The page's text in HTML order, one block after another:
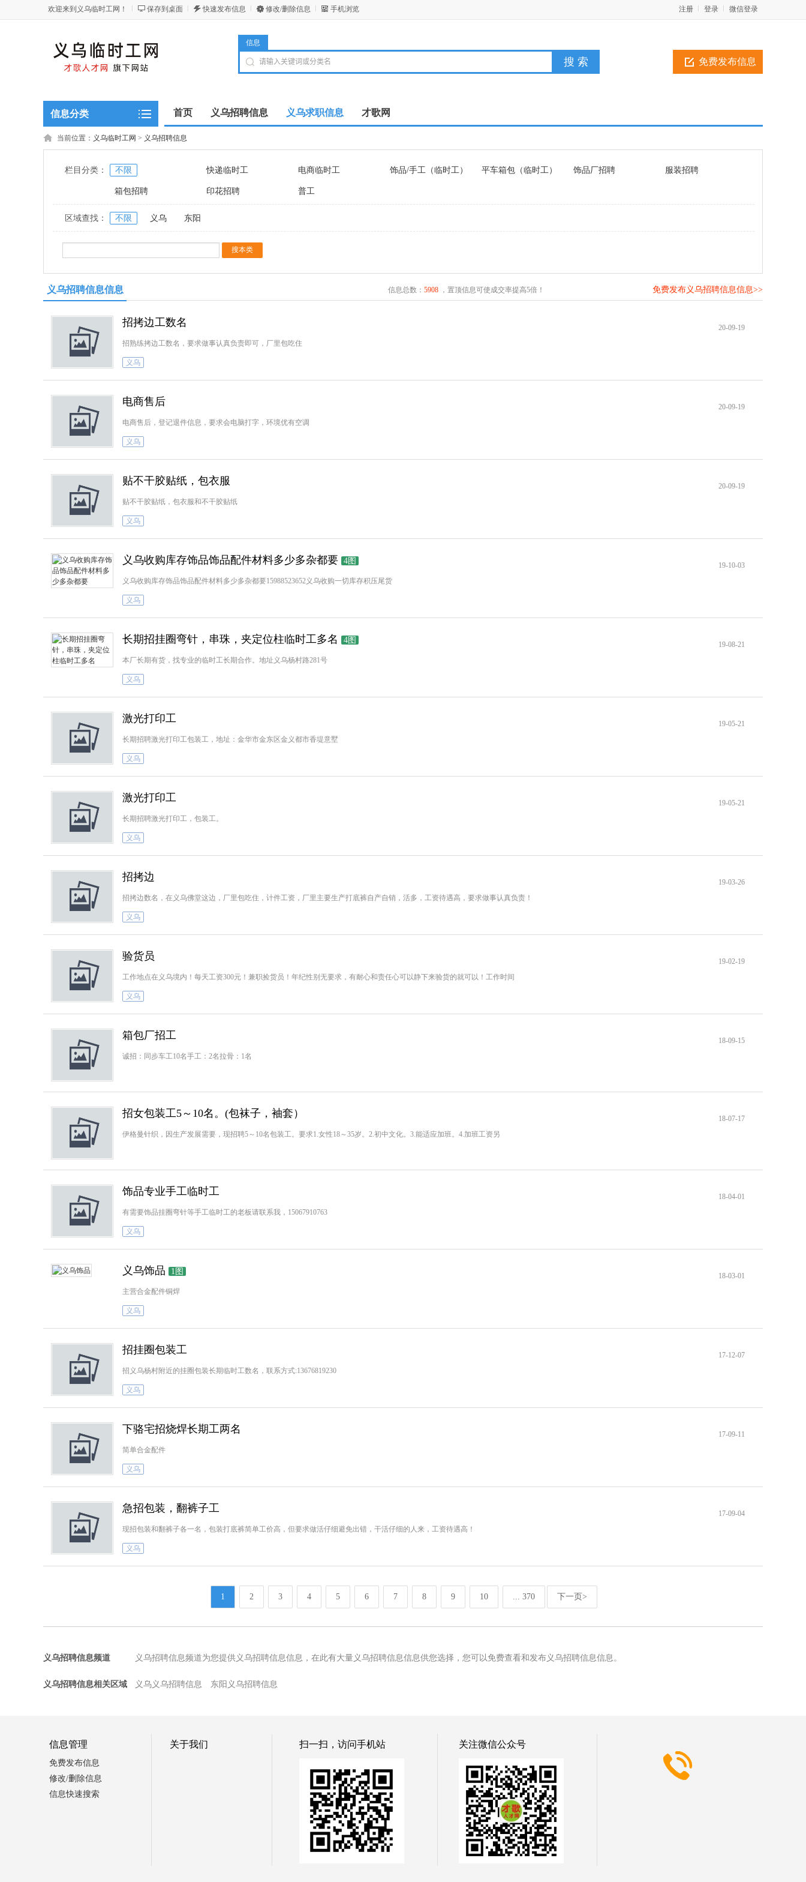
欢迎来到义乌临时工网！ 保存到桌面 快速发布信息 修改/删除信息 手机浏览 微信登录
登录
注册
免费发布信息
信息
信息分类 首页 义乌招聘信息 义乌求职信息 才歌网
当前位置： 义乌临时工网 > 义乌招聘信息
栏目分类： 不限 快递临时工 电商临时工 饰品/手工（临时工） 平车箱包（临时工） 饰品厂招聘 服装招聘
箱包招聘 印花招聘 普工
区域查找： 不限 义乌 东阳
义乌招聘信息信息 信息总数： 5908，置顶信息可使成交率提高5倍！ 免费发布义乌招聘信息信息>>
20-09-19
招拷边工数名
招熟练拷边工数名，要求做事认真负责即可，厂里包吃住
义乌
20-09-19
电商售后
电商售后，登记退件信息，要求会电脑打字，环境优有空调
义乌
20-09-19
贴不干胶贴纸，包衣服
贴不干胶贴纸，包衣服和不干胶贴纸
义乌
19-10-03
义乌收购库存饰品饰品配件材料多少多杂都要 4图
义乌收购库存饰品饰品配件材料多少多杂都要15988523652义乌收购一切库存积压尾货
义乌
19-08-21
长期招挂圈弯针，串珠，夹定位柱临时工多名 4图
本厂长期有货，找专业的临时工长期合作。地址义乌杨村路281号
义乌
19-05-21
激光打印工
长期招聘激光打印工包装工，地址：金华市金东区金义都市香堤意墅
义乌
19-05-21
激光打印工
长期招聘激光打印工，包装工。
义乌
19-03-26
招拷边
招拷边数名，在义乌佛堂这边，厂里包吃住，计件工资，厂里主要生产打底裤自产自销，活多，工资待遇高，要求做事认真负责！
义乌
19-02-19
验货员
工作地点在义乌境内！每天工资300元！兼职捡货员！年纪性别无要求，有耐心和责任心可以静下来验货的就可以！工作时间
义乌
18-09-15
箱包厂招工
诚招：同步车工10名手工：2名拉骨：1名
18-07-17
招女包装工5～10名。(包袜子，袖套）
伊格曼针织，因生产发展需要，现招聘5～10名包装工。要求1.女性18～35岁。2.初中文化。3.能适应加班。4.加班工资另
18-04-01
饰品专业手工临时工
有需要饰品挂圈弯针等手工临时工的老板请联系我，15067910763
义乌
18-03-01
义乌饰品 1图
主营合金配件铜焊
义乌
17-12-07
招挂圈包装工
招义乌杨村附近的挂圈包装长期临时工数名，联系方式:13676819230
义乌
17-09-11
下骆宅招烧焊长期工两名
简单合金配件
义乌
17-09-04
急招包装，翻裤子工
现招包装和翻裤子各一名，包装打底裤简单工价高，但要求做活仔细避免出错，干活仔细的人来，工资待遇高！
义乌
1 2 3 4 5 6 7 8 9 10 ... 370 下一页>
义乌招聘信息频道 义乌招聘信息频道为您提供义乌招聘信息信息，在此有大量义乌招聘信息信息供您选择，您可以免费查看和发布义乌招聘信息信息。
义乌招聘信息相关区域 义乌义乌招聘信息 东阳义乌招聘信息
信息管理
免费发布信息
修改/删除信息
信息快速搜索
关于我们 扫一扫，访问手机站 关注微信公众号